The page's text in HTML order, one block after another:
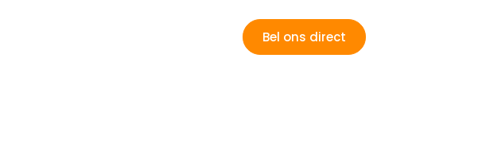
Bel ons direct